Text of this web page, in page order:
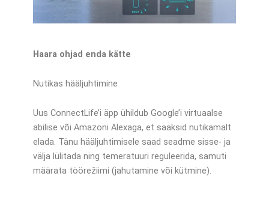
Haara ohjad enda kätte
Nutikas hääljuhtimine
Uus ConnectLife’i äpp ühildub Google’i virtuaalse
abilise või Amazoni Alexaga, et saaksid nutikamalt
elada. Tänu hääljuhtimisele saad seadme sisse- ja
välja lülitada ning temeratuuri reguleerida, samuti
määrata töörežiimi (jahutamine või kütmine).